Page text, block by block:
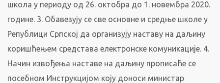
школа у периоду од 26. октобра до 1. новембра 2020.
године. 3. Обавезују се све основне и средње школе у
Републици Српској да организују наставу на даљину
коришћењем средстава електронске комуникације. 4.
Начин извођења наставе на даљину прописаће се
посебном Инструкцијом коју доноси министар